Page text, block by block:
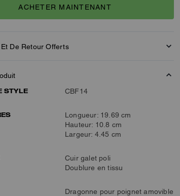
ACHETER MAINTENANT
De Retour Offerts
STYLE
CBF14
Longueur: 19.69 cm
Hauteur: 10.8 cm
Largeur: 4.45 cm
Cuir galet poli
Doublure en tissu
Dragonne pour poignet amovible